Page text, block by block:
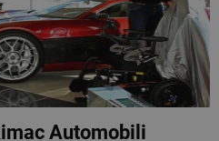
Automobili